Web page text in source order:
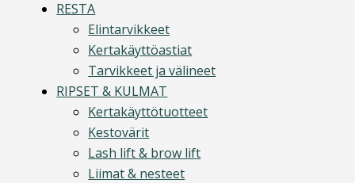
RESTA
Elintarvikkeet
Kertakäyttöastiat
Tarvikkeet ja välineet
RIPSET & KULMAT
Kertakäyttötuotteet
Kestovärit
Lash lift & brow lift
Liimat & nesteet